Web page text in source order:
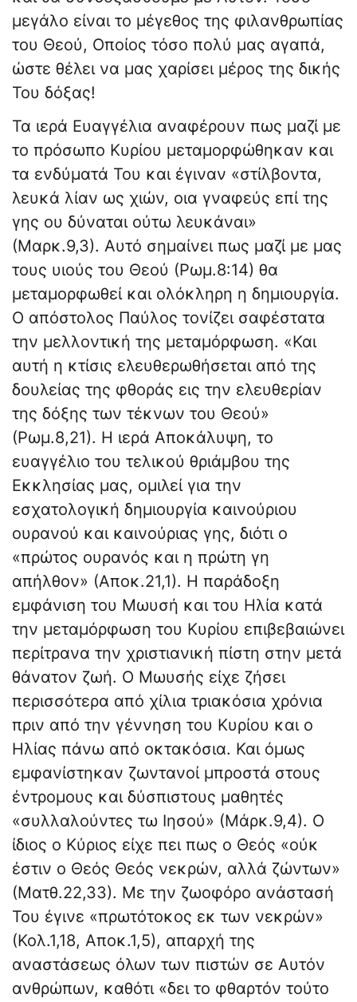
μεγάλο είναι το μέγεθος της φιλανθρωπίας
του Θεού, Οποίος τόσο πολύ μας αγαπά,
ώστε θέλει να μας χαρίσει μέρος της δικής
Του δόξας!
Τα ιερά Ευαγγέλια αναφέρουν πως μαζί με
το πρόσωπο Κυρίου μεταμορφώθηκαν και
τα ενδύματά Του και έγιναν «στίλβοντα,
λευκά λίαν ως χιών, οια γναφεύς επί της
γης ου δύναται ούτω λευκάναι»
(Μαρκ.9,3). Αυτό σημαίνει πως μαζί με μας
τους υιούς του Θεού (Ρωμ.8:14) θα
μεταμορφωθεί και ολόκληρη η δημιουργία.
Ο απόστολος Παύλος τονίζει σαφέστατα
την μελλοντική της μεταμόρφωση. «Και
αυτή η κτίσις ελευθερωθήσεται από της
δουλείας της φθοράς εις την ελευθερίαν
της δόξης των τέκνων του Θεού»
(Ρωμ.8,21). Η ιερά Αποκάλυψη, το
ευαγγέλιο του τελικού θριάμβου της
Εκκλησίας μας, ομιλεί για την
εσχατολογική δημιουργία καινούριου
ουρανού και καινούριας γης, διότι ο
«πρώτος ουρανός και η πρώτη γη
απήλθον» (Αποκ.21,1). Η παράδοξη
εμφάνιση του Μωυσή και του Ηλία κατά
την μεταμόρφωση του Κυρίου επιβεβαιώνει
περίτρανα την χριστιανική πίστη στην μετά
θάνατον ζωή. Ο Μωυσής είχε ζήσει
περισσότερα από χίλια τριακόσια χρόνια
πριν από την γέννηση του Κυρίου και ο
Ηλίας πάνω από οκτακόσια. Και όμως
εμφανίστηκαν ζωντανοί μπροστά στους
έντρομους και δύσπιστους μαθητές
«συλλαλούντες τω Ιησού» (Μάρκ.9,4). Ο
ίδιος ο Κύριος είχε πει πως ο Θεός «ούκ
έστιν ο Θεός Θεός νεκρών, αλλά ζώντων»
(Ματθ.22,33). Με την ζωοφόρο ανάστασή
Του έγινε «πρωτότοκος εκ των νεκρών»
(Κολ.1,18, Αποκ.1,5), απαρχή της
αναστάσεως όλων των πιστών σε Αυτόν
ανθρώπων, καθότι «δει το φθαρτόν τούτο